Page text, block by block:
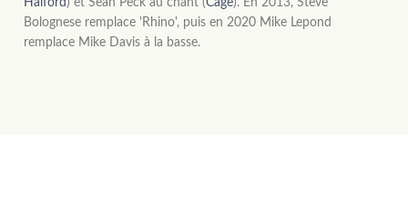
Halford) et Sean Peck au chant (Cage). En 2013, Steve
Bolognese remplace 'Rhino', puis en 2020 Mike Lepond
remplace Mike Davis à la basse.